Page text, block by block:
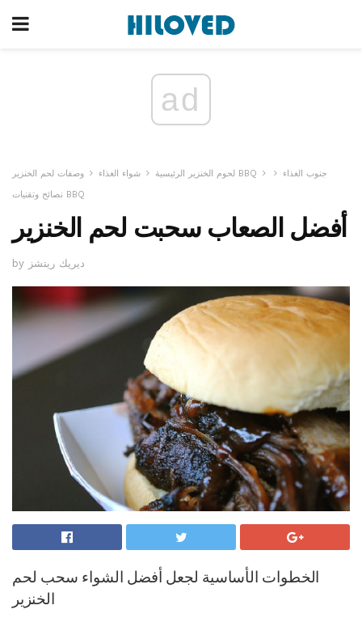
ad
لحوم الخنزير الرئيسية شواء الغذاء وصفات لحم الخنزير BBQ
جنوب الغذاء
نصائح وتقنيات BBQ
أفضل الصعاب سحبت لحم الخنزير
by ديريك ريتشز
الخطوات الأساسية لجعل أفضل الشواء سحب لحم
الخنزير